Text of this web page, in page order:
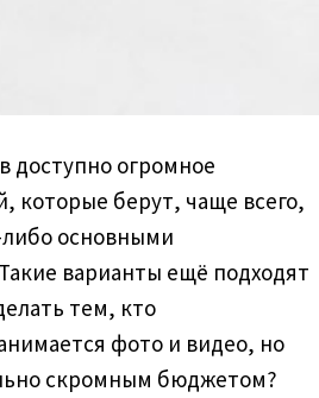
доступно огромное
которые берут, чаще всего,
основными
варианты ещё подходят
тем, кто
фото и видео, но
скромным бюджетом?